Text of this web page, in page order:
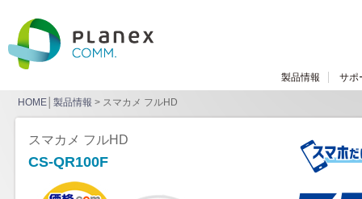
製品情報 サポ
HOME 製品情報 > スマカメ フルHD
スマカメ フルHD
CS-QR100F